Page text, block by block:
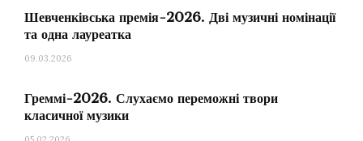
Засновник і керівник «Древа»,
етномузиколог
«Я почав їздити в експедиції майже з
кожним першим курсом (Київської
Шевченківська премія-2026. Дві музичні номінації
та одна лауреатка
09.03.2026
Греммі-2026. Слухаємо переможні твори
класичної музики